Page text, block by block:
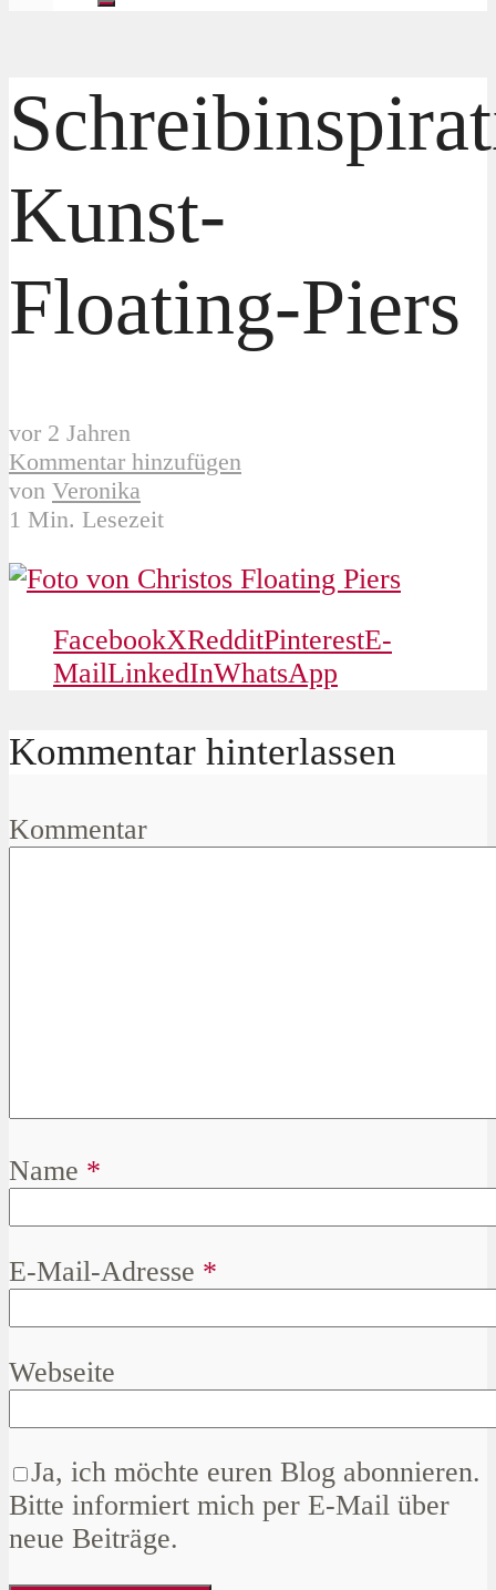
Kunst-
Floating-Piers
vor 2 Jahren
Kommentar hinzufügen
von Veronika
1 Min. Lesezeit
FacebookXRedditPinterestE-
MailLinkedInWhatsApp
Kommentar hinterlassen
Kommentar
Name *
E-Mail-Adresse *
Webseite
Ja, ich möchte euren Blog abonnieren.
Bitte informiert mich per E-Mail über
neue Beiträge.